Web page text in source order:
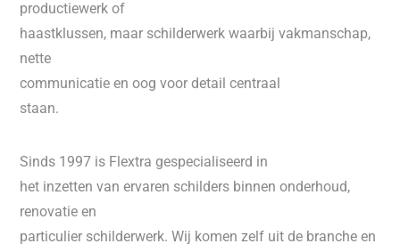
productiewerk of
haastklussen, maar schilderwerk waarbij vakmanschap,
nette
communicatie en oog voor detail centraal
staan.
Sinds 1997 is Flextra gespecialiseerd in
het inzetten van ervaren schilders binnen onderhoud,
renovatie en
particulier schilderwerk. Wij komen zelf uit de branche en